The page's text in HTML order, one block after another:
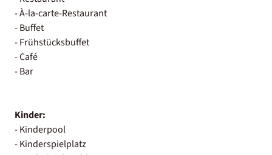
- À-la-carte-Restaurant
- Buffet
- Frühstücksbuffet
- Café
- Bar
Kinder:
- Kinderpool
- Kinderspielplatz